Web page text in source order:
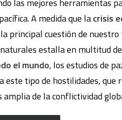
las mejores herramientas
A medida que lacrisis
principal cuestión de
estalla en multitud de
el mundo, los estudios de
este tipo de hostilidades, que
amplia de la conflictividad